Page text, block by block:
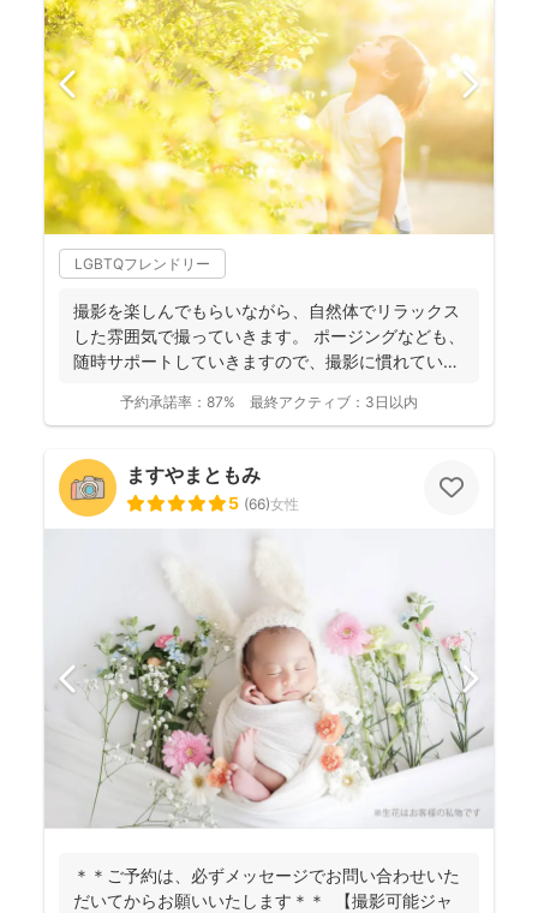
LGBTQフレンドリー
撮影を楽しんでもらいながら、自然体でリラックス
した雰囲気で撮っていきます。 ポージングなども、
随時サポートしていきますので、撮影に慣れていな
予約承諾率： 87% 最終アクティブ： 3日以内
ますやまともみ
5 (66)女性
＊＊ご予約は、必ずメッセージでお問い合わせいた
だいてからお願いいたします＊＊ 【撮影可能ジャ